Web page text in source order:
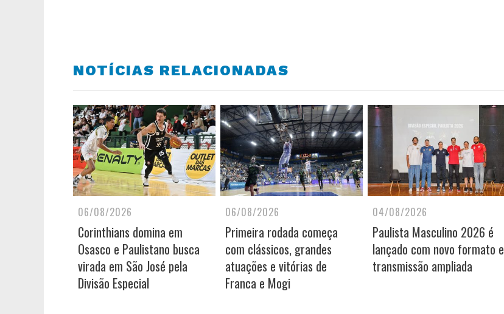
NOTÍCIAS RELACIONADAS
06/08/2026
Corinthians domina em
Osasco e Paulistano busca
virada em São José pela
Divisão Especial
06/08/2026
Primeira rodada começa
com clássicos, grandes
atuações e vitórias de
Franca e Mogi
04/08/2026
Paulista Masculino 2026 é
lançado com novo formato e
transmissão ampliada